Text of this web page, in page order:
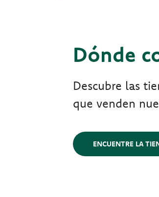
Dónde
Descubre las
que venden
ENCUENTRE LA